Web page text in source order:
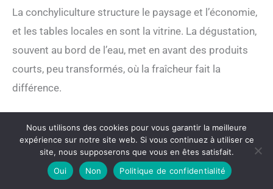
La conchyliculture structure le paysage et l’économie,
et les tables locales en sont la vitrine. La dégustation,
souvent au bord de l’eau, met en avant des produits
courts, peu transformés, où la fraîcheur fait la
différence.
servies simplement avec citron.
Moules : selon la saison, en brasucade ou en
préparations traditionnelles.
Nous utilisons des cookies pour vous garantir la meilleure
expérience sur notre site web. Si vous continuez à utiliser ce
site, nous supposerons que vous en êtes satisfait.
Oui
Non Politique de confidentialité